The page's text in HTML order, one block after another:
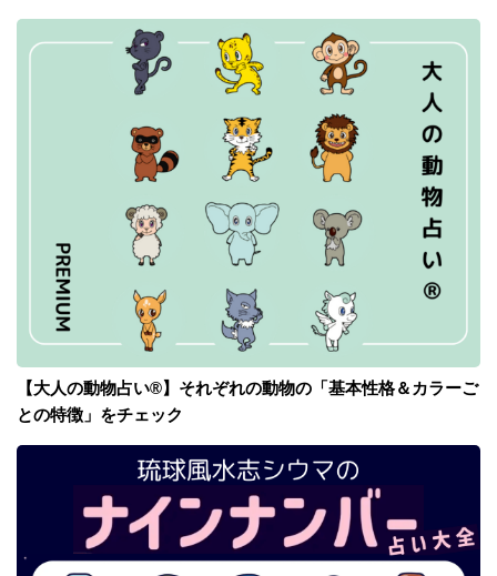
【大人の動物占い®】それぞれの動物の「基本性格＆カラーご
との特徴」をチェック